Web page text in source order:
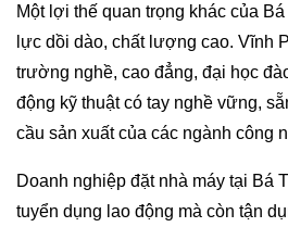
Một lợi thế quan trọng khác của
lực dồi dào, chất lượng cao. Vĩnh
trường nghề, cao đẳng, đại học
động kỹ thuật có tay nghề vững,
cầu sản xuất của các ngành công
Doanh nghiệp đặt nhà máy tại Bá
tuyển dụng lao động mà còn tận